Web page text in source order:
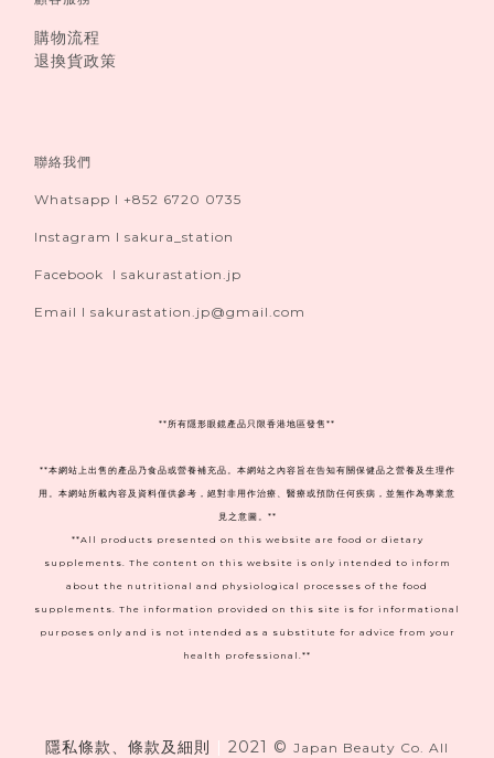
購物流程
退換貨政策
聯絡我們
Whatsapp I +852 6720 0735
Instagram I sakura_station
Facebook I sakurastation.jp
Email I sakurastation.jp@gmail.com
** 所有隱形眼鏡產品只限香港地區發售**
**本網站上出售的產品乃食品或營養補充品。本網站之內容旨在告知有關保健品之營養及生理作
用。本網站所載內容及資料僅供參考，絕對非用作治療、醫療或預防任何疾病，並無作為專業意
見之意圖。**
**All products presented on this website are food or dietary
supplements. The content on this website is only intended to inform
about the nutritional and physiological processes of the food
supplements. The information provided on this site is for informational
purposes only and is not intended as a substitute for advice from your
health professional.**
隱私條款、條款及細則 2021 © Japan Beauty Co. All